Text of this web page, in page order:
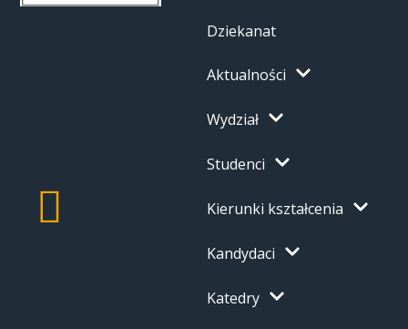
Dziekanat
Aktualności
Wydział
Studenci
Kierunki kształcenia
Kandydaci
Katedry